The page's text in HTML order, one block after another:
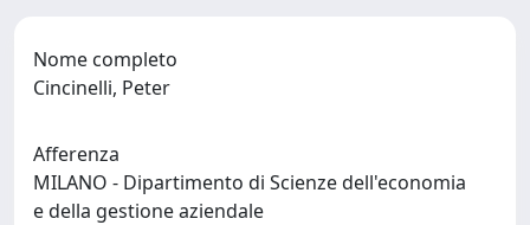
Nome completo
Cincinelli, Peter
Afferenza
MILANO - Dipartimento di Scienze dell'economia
e della gestione aziendale